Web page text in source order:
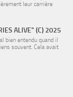
leur carrière
ALIVE" (C) 2025
bien entendu quand il
souvent. Cela avait